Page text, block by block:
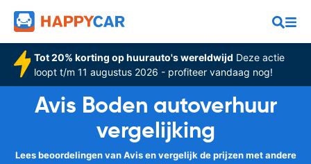
Tot 20% korting op huurauto's wereldwijd Deze actie
loopt t/m 11 augustus 2026 - profiteer vandaag nog!
Avis Boden autoverhuur
vergelijking
Lees beoordelingen van Avis en vergelijk de prijzen met andere